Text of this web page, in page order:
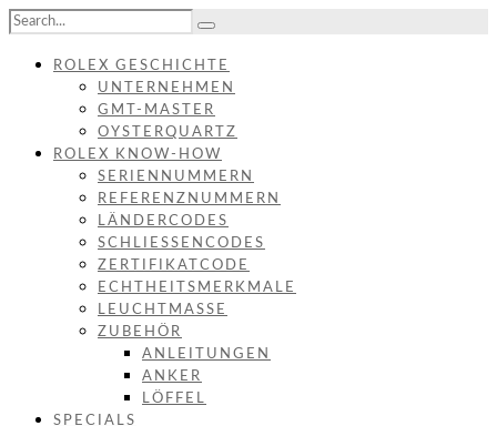
ROLEX GESCHICHTE
UNTERNEHMEN
GMT-MASTER
OYSTERQUARTZ
ROLEX KNOW-HOW
SERIENNUMMERN
REFERENZNUMMERN
LÄNDERCODES
SCHLIESSENCODES
ZERTIFIKATCODE
ECHTHEITSMERKMALE
LEUCHTMASSE
ZUBEHÖR
ANLEITUNGEN
ANKER
LÖFFEL
SPECIALS